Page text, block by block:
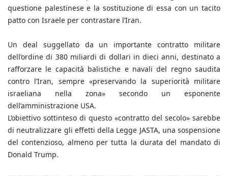
questione palestinese e la sostituzione di essa con un tacito
patto con Israele per contrastare l’Iran.
Un deal suggellato da un importante contratto militare
dell’ordine di 380 miliardi di dollari in dieci anni, destinato a
rafforzare le capacità balistiche e navali del regno saudita
contro l’Iran, sempre «preservando la superiorità militare
israeliana nella zona» secondo un esponente
dell’amministrazione USA.
L’obiettivo sottinteso di questo «contratto del secolo» sarebbe
di neutralizzare gli effetti della Legge JASTA, una sospensione
del contenzioso, almeno per tutta la durata del mandato di
Donald Trump.